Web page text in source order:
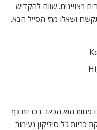
מצויינים. שווה להקדיש
ושאלו מתי הסייל הבא.
פחות הוא הכאב בכריות כף
ג’ל סיליקון נעימות